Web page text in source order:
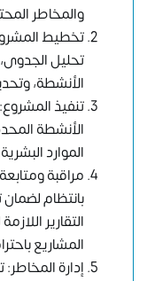
والمخاطر
تخطيط
تحليل الجدوى،
الأنشطة،
تنفيذ
الأنشطة
الموارد
مراقبة
بانتظام
التقارير
المشاريع
إدارة